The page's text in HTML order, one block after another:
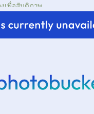
เพื่อสันติภาพ
day, let me teach you
how to dance
from the Wheel -
Cardinals
ทรง
ชมดีไซน์เวทีละคร